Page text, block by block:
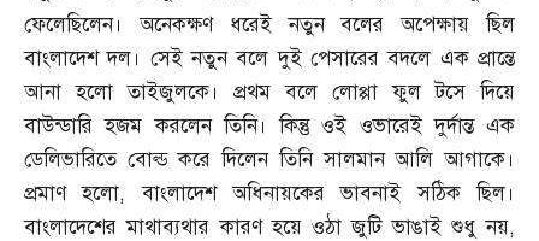
ফেলেছিলেন। অনেকক্ষণ ধরেই নতুন বলের অপেক্ষায় ছিল
বাংলাদেশ দল। সেই নতুন বলে দুই পেসারের বদলে এক প্রান্তে
আনা হলো তাইজুলকে। প্রথম বলে লোপ্পা ফুল টসে দিয়ে
বাউন্ডারি হজম করলেন তিনি। কিন্তু ওই ওভারেই দুর্দান্ত এক
ডেলিভারিতে বোল্ড করে দিলেন তিনি সালমান আলি আগাকে।
প্রমাণ হলো,বাংলাদেশ অধিনায়কের ভাবনাই সঠিক ছিল।
বাংলাদেশের মাথাব্যথার কারণ হয়ে ওঠা জুটি ভাঙাই শুধু নয়,